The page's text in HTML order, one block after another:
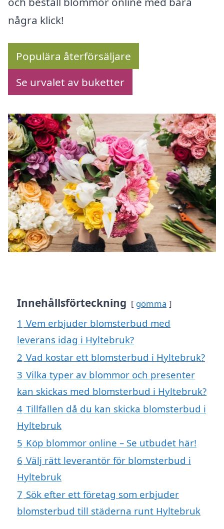
några klick!
Populära återförsäljare
Se urvalet av buketter
Innehållsförteckning gömma
1 Vem erbjuder blomsterbud med
leverans idag i Hyltebruk?
2 Vad kostar ett blomsterbud i Hyltebruk?
3 Vilka typer av blommor och presenter
kan skickas med blomsterbud i Hyltebruk?
4 Tillfällen då du kan skicka blomsterbud i
Hyltebruk
5 Köp blommor online – Se utbudet här!
6 Välj rätt leverantör för blomsterbud i
Hyltebruk
7 Sök efter ett företag som erbjuder
blomsterbud till städerna runt Hyltebruk